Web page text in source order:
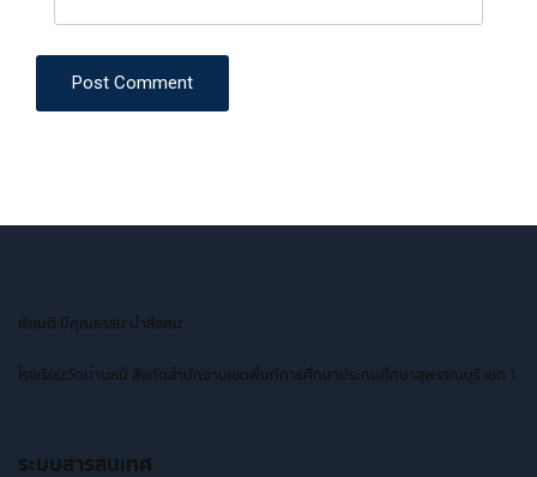
Post Comment
เรียนดี มีคุณธรรม นำสังคม
โรงเรียนวัดบ้านหมี่ สังกัดสำนักงานเขตพื้นที่การศึกษาประถมศึกษาสุพรรณบุรี เขต 1
ระบบสารสนเทศ